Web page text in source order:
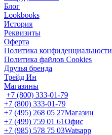
Блог
Lookbooks
История
Реквизиты
Оферта
Политика конфиденциальности
Политика файлов Cookies
Друзья бренда
Трейд Ин
Магазины
+7 (800) 333-01-79
+7 (800) 333-01-79
+7 (495) 268 05 27Магазин
+7 (499) 759 01 61Офис
+7 (985) 578 75 03Watsapp